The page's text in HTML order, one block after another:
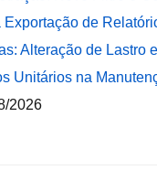
de
Alteração de Lastro
Unitários na
2026